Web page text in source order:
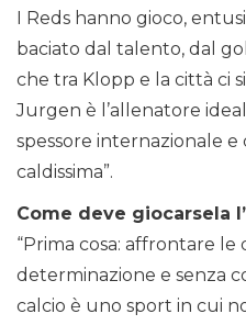
I Reds hanno gioco,
baciato dal talento, dal
che tra Klopp e la città ci
Jurgen è l’allenatore
spessore internazionale e
caldissima”.
Come deve giocarsela
“Prima cosa: affrontare le
determinazione e senza
calcio è uno sport in cui